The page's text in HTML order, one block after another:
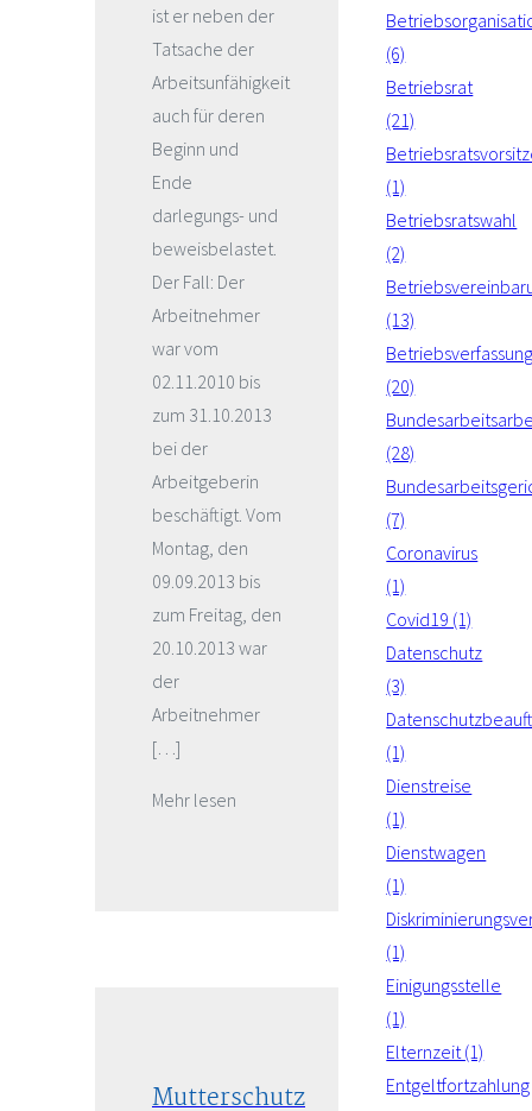
ist er neben der
Tatsache der
Arbeitsunfähigkeit
auch für deren
Beginn und
Ende
darlegungs- und
beweisbelastet.
Der Fall: Der
Arbeitnehmer
war vom
02.11.2010 bis
zum 31.10.2013
bei der
Arbeitgeberin
beschäftigt. Vom
Montag, den
09.09.2013 bis
zum Freitag, den
20.10.2013 war
der
Arbeitnehmer
[…]
Mehr lesen
Mutterschutz
(6)
Betriebsrat
(21)
(1)
Betriebsratswahl
(2)
(13)
(20)
(28)
(7)
Coronavirus
(1)
Covid19 (1)
Datenschutz
(3)
(1)
Dienstreise
(1)
Dienstwagen
(1)
(1)
Einigungsstelle
(1)
Elternzeit (1)
Entgeltfortzahlung